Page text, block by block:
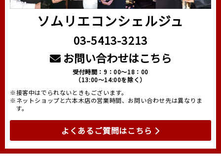
ソムリエコンシェルジュ
03-5413-3213
お問い合わせはこちら
受付時間：9：00～18：00
（13:00～14:00を除く）
※接客中はでられないときもございます。
※ネットショップと六本木店の営業時間、お問い合わせ先は異なりま
す。
よくあるご質問はこちら